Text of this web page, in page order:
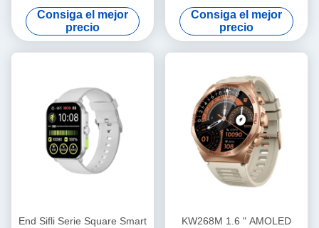
inteligente PVD Cuadro de
metal
Consiga el mejor
precio
alta multifunción BT modelo
de llamada
Consiga el mejor
precio
End Sifli Serie Square Smart
KW268M 1.6 " AMOLED